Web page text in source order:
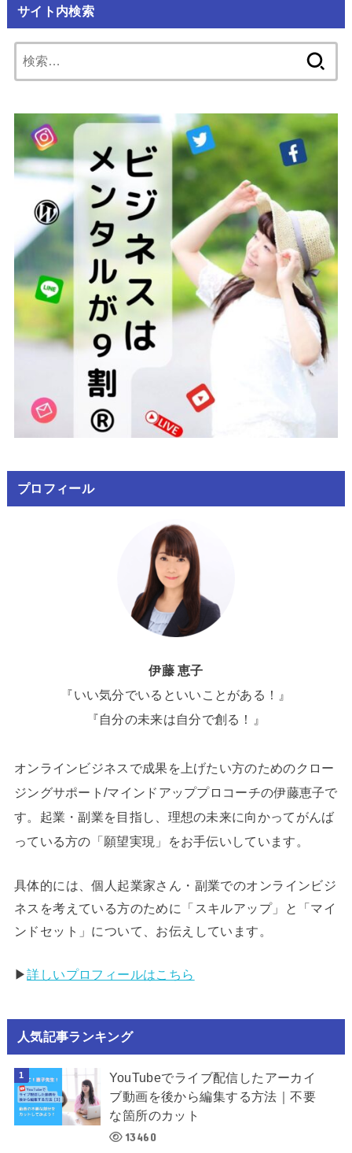
サイト内検索
索:
プロフィール
伊藤 恵子
『いい気分でいるといいことがある！』
『自分の未来は自分で創る！』
オンラインビジネスで成果を上げたい方のためのクロー
ジングサポート/マインドアッププロコーチの伊藤恵子で
す。起業・副業を目指し、理想の未来に向かってがんば
っている方の「願望実現」をお手伝いしています。
具体的には、個人起業家さん・副業でのオンラインビジ
ネスを考えている方のために「スキルアップ」と「マイ
ンドセット」について、お伝えしています。
▶︎詳しいプロフィールはこちら
人気記事ランキング
YouTubeでライブ配信したアーカイ
ブ動画を後から編集する方法｜不要
な箇所のカット
13460